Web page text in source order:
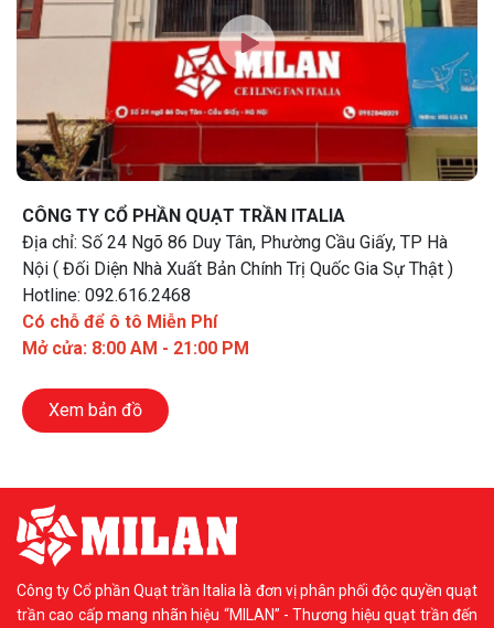
CÔNG TY CỔ PHẦN QUẠT TRẦN ITALIA
Địa chỉ: Số 24 Ngõ 86 Duy Tân, Phường Cầu Giấy, TP Hà
Nội ( Đối Diện Nhà Xuất Bản Chính Trị Quốc Gia Sự Thật )
Hotline: 092.616.2468
Có chỗ để ô tô Miễn Phí
Mở cửa: 8:00 AM - 21:00 PM
Xem bản đồ
Công ty Cổ phần Quạt trần Italia là đơn vị phân phối độc quyền quạt
trần cao cấp mang nhãn hiệu “MILAN” - Thương hiệu quạt trần đến